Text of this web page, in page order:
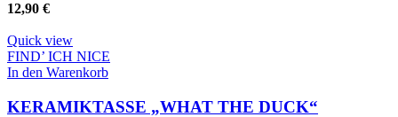
12,90 €
Quick view
FIND’ ICH NICE
In den Warenkorb
KERAMIKTASSE „WHAT THE DUCK“